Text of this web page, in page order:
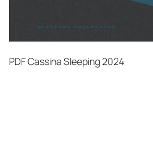
PDFCassina Sleeping 2024